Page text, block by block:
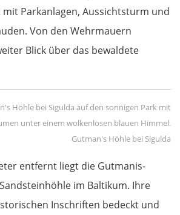
Parkanlagen, Aussichtsturm und
Von den Wehrmauern
Blick über das bewaldete
Gutman's Höhle bei Sigulda
entfernt liegt die Gutmanis-
im Baltikum. Ihre
Inschriften bedeckt und